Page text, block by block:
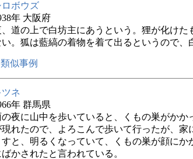
ロボウズ
年 大阪府
、道の上で白坊主にあうという。狸が化けた
い。狐は藍縞の着物を着て出るというので、
類似事例
ツネ
年 群馬県
の夜に山中を歩いていると、くもの巣がかか
現れたので、よろこんで歩いて行ったが、家
すと、明るくなっていて、くもの巣が顔にか
ばかされたと言われている。